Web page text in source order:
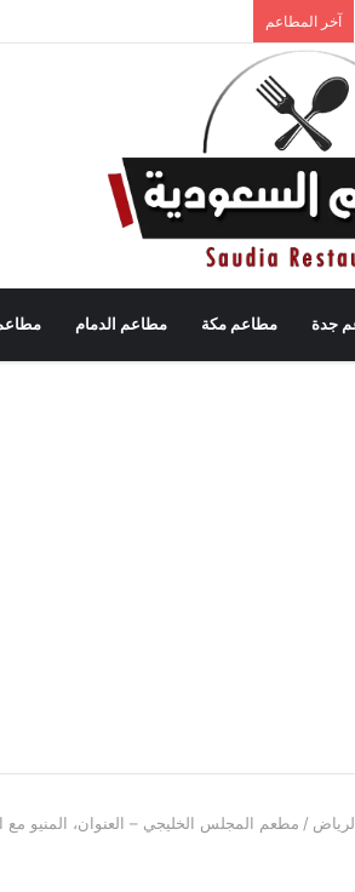
آخر المطاعم
جدة مطاعم مكة مطاعم الدمام مطاعم
/ مطعم المجلس الخليجي – العنوان، المنيو مع